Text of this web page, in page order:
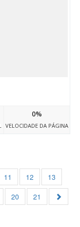
0%
VELOCIDADE DA PÁGINA
11 12
13
20 21